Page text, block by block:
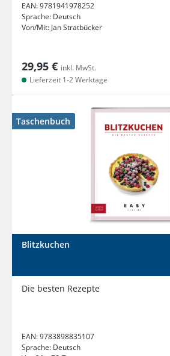
EAN:9781941978252
Sprache: Deutsch
Von/Mit: Jan Stratbücker
29,95 € inkl. MwSt.
Lieferzeit 1-2 Werktage
Taschenbuch
Blitzkuchen
Die besten Rezepte
EAN:9783898835107
Sprache: Deutsch